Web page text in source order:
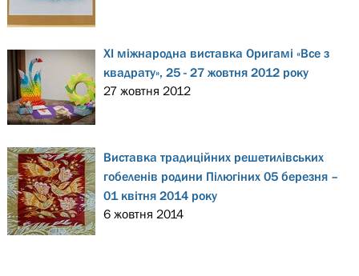
ХІ міжнародна виставка Оригамі «Все з
квадрату», 25 - 27 жовтня 2012 року
27 жовтня 2012
Виставка традиційних решетилівських
гобеленів родини Пілюгіних 05 березня –
01 квітня 2014 року
6 жовтня 2014